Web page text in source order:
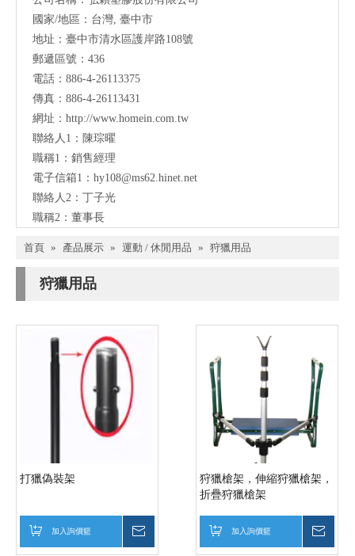
國家/地區：台灣, 臺中市
地址：臺中市清水區護岸路108號
郵遞區號：436
電話：886-4-26113375
傳真：886-4-26113431
網址： http://www.homein.com.tw
聯絡人1：陳琮曜
職稱1：銷售經理
電子信箱1： hy108@ms62.hinet.net
聯絡人2：丁子光
職稱2：董事長
首頁 » 產品展示 » 運動 / 休閒用品 » 狩獵用品
狩獵用品
打獵偽裝架
加入詢價籃
狩獵槍架，伸縮狩獵槍架，
折疊狩獵槍架
加入詢價籃